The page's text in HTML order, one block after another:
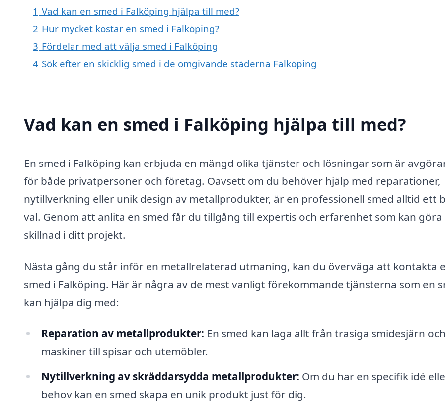
1 Vad kan en smed i Falköping hjälpa till med?
2 Hur mycket kostar en smed i Falköping?
3 Fördelar med att välja smed i Falköping
4 Sök efter en skicklig smed i de omgivande städerna Falköping
Vad kan en smed i Falköping hjälpa till med?
En smed i Falköping kan erbjuda en mängd olika tjänster och lösningar som är
för både privatpersoner och företag. Oavsett om du behöver hjälp med reparationer,
nytillverkning eller unik design av metallprodukter, är en professionell smed alltid ett
val. Genom att anlita en smed får du tillgång till expertis och erfarenhet som kan göra
skillnad i ditt projekt.
Nästa gång du står inför en metallrelaterad utmaning, kan du överväga att kontakta
smed i Falköping. Här är några av de mest vanligt förekommande tjänsterna som en
kan hjälpa dig med:
Reparation av metallprodukter: En smed kan laga allt från trasiga smidesjärn och
maskiner till spisar och utemöbler.
Nytillverkning av skräddarsydda metallprodukter: Om du har en specifik idé
behov kan en smed skapa en unik produkt just för dig.